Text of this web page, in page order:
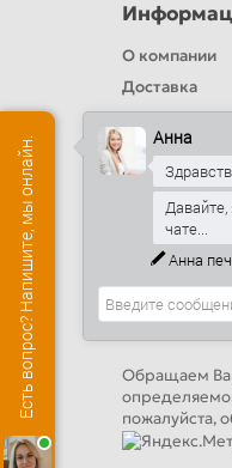
О компании
Доставка
Политика
Условия
Цвета RAL
Оплата
Обращаем
пожалуйста,
Есть вопрос? Напишите, мы онлайн. Анна
чате...
Анна